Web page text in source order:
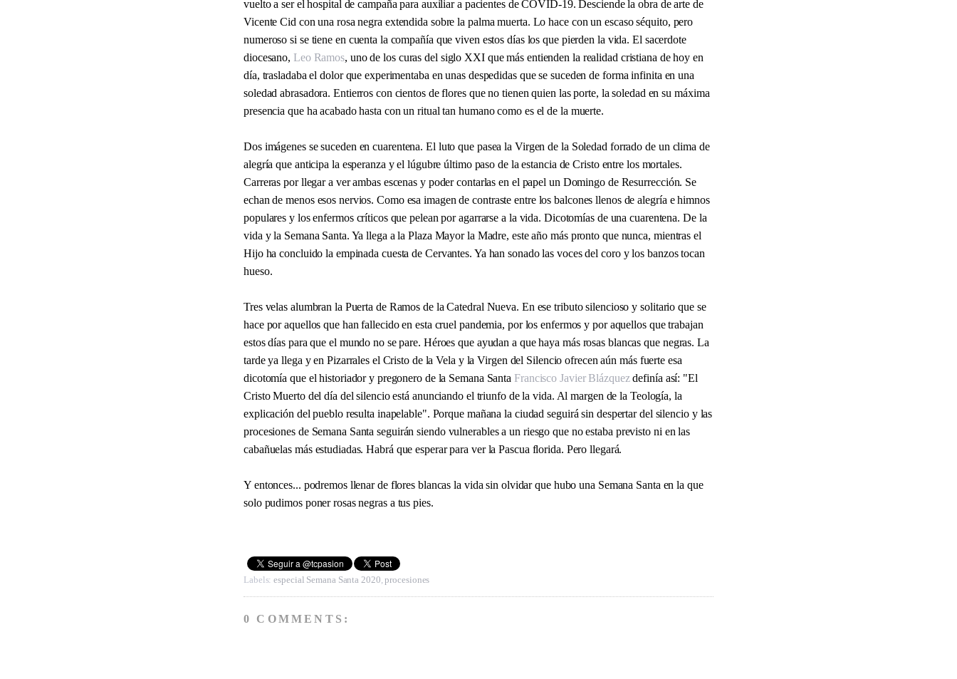
vuelto a ser el hospital de campaña para auxiliar a pacientes de COVID-19. Desciende la obra de arte de
Vicente Cid con una rosa negra extendida sobre la palma muerta. Lo hace con un escaso séquito, pero
numeroso si se tiene en cuenta la compañía que viven estos días los que pierden la vida. El sacerdote
diocesano, Leo Ramos, uno de los curas del siglo XXI que más entienden la realidad cristiana de hoy en
día, trasladaba el dolor que experimentaba en unas despedidas que se suceden de forma infinita en una
soledad abrasadora. Entierros con cientos de flores que no tienen quien las porte, la soledad en su máxima
presencia que ha acabado hasta con un ritual tan humano como es el de la muerte.
Dos imágenes se suceden en cuarentena. El luto que pasea la Virgen de la Soledad forrado de un clima de
alegría que anticipa la esperanza y el lúgubre último paso de la estancia de Cristo entre los mortales.
Carreras por llegar a ver ambas escenas y poder contarlas en el papel un Domingo de Resurrección. Se
echan de menos esos nervios. Como esa imagen de contraste entre los balcones llenos de alegría e himnos
populares y los enfermos críticos que pelean por agarrarse a la vida. Dicotomías de una cuarentena. De la
vida y la Semana Santa. Ya llega a la Plaza Mayor la Madre, este año más pronto que nunca, mientras el
Hijo ha concluido la empinada cuesta de Cervantes. Ya han sonado las voces del coro y los banzos tocan
hueso.
Tres velas alumbran la Puerta de Ramos de la Catedral Nueva. En ese tributo silencioso y solitario que se
hace por aquellos que han fallecido en esta cruel pandemia, por los enfermos y por aquellos que trabajan
estos días para que el mundo no se pare. Héroes que ayudan a que haya más rosas blancas que negras. La
tarde ya llega y en Pizarrales el Cristo de la Vela y la Virgen del Silencio ofrecen aún más fuerte esa
dicotomía que el historiador y pregonero de la Semana Santa Francisco Javier Blázquezdefinía así: "El
Cristo Muerto del día del silencio está anunciando el triunfo de la vida. Al margen de la Teología, la
explicación del pueblo resulta inapelable". Porque mañana la ciudad seguirá sin despertar del silencio y las
procesiones de Semana Santa seguirán siendo vulnerables a un riesgo que no estaba previsto ni en las
cabañuelas más estudiadas. Habrá que esperar para ver la Pascua florida. Pero llegará.
Y entonces... podremos llenar de flores blancas la vida sin olvidar que hubo una Semana Santa en la que
solo pudimos poner rosas negras a tus pies.
Labels:especial Semana Santa 2020 ,procesiones
0 COMMENTS: